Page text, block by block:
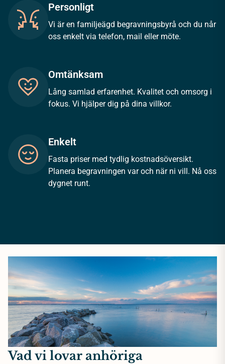
Personligt
Vi är en familjeägd begravningsbyrå och du når
oss enkelt via telefon, mail eller möte.
Omtänksam
Lång samlad erfarenhet. Kvalitet och omsorg i
fokus. Vi hjälper dig på dina villkor.
Enkelt
Fasta priser med tydlig kostnadsöversikt.
Planera begravningen var och när ni vill. Nå oss
dygnet runt.
Vad vi lovar anhöriga